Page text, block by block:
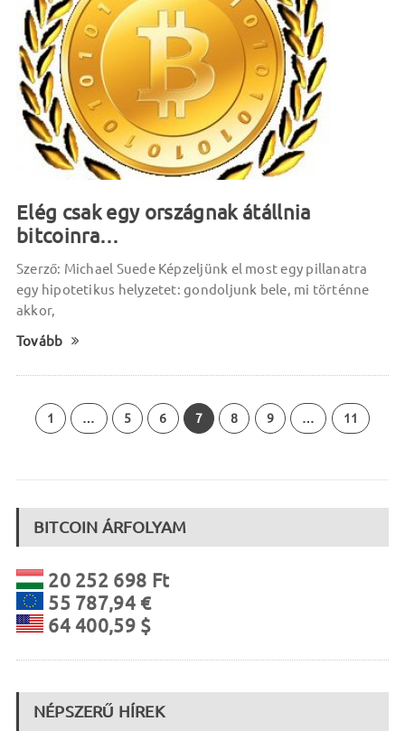
Elég csak egy országnak átállnia
bitcoinra…
Szerző: Michael Suede Képzeljünk el most egy pillanatra
egy hipotetikus helyzetet: gondoljunk bele, mi történne
akkor,
Tovább
1 … 5 6 7 8 9 … 11
BITCOIN ÁRFOLYAM
20 252 698 Ft
55 787,94 €
64 400,59 $
NÉPSZERŰ HÍREK